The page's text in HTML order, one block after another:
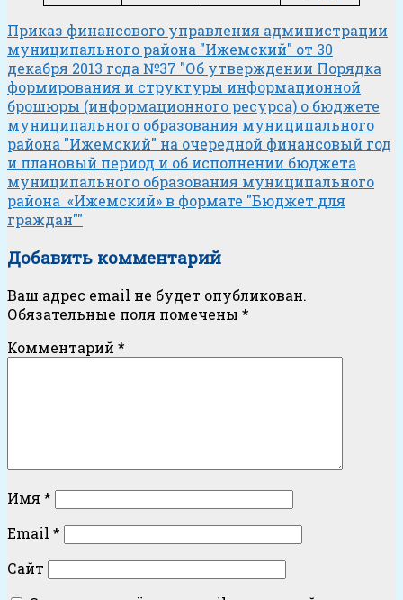
Приказ финансового управления администрации
муниципального района "Ижемский" от 30
декабря 2013 года №37 "Об утверждении Порядка
формирования и структуры информационной
брошюры (информационного ресурса) о бюджете
муниципального образования муниципального
района "Ижемский" на очередной финансовый год
и плановый период и об исполнении бюджета
муниципального образования муниципального
района «Ижемский» в формате "Бюджет для
граждан""
Добавить комментарий
Ваш адрес email не будет опубликован.
Обязательные поля помечены *
Комментарий *
Имя *
Email *
Сайт